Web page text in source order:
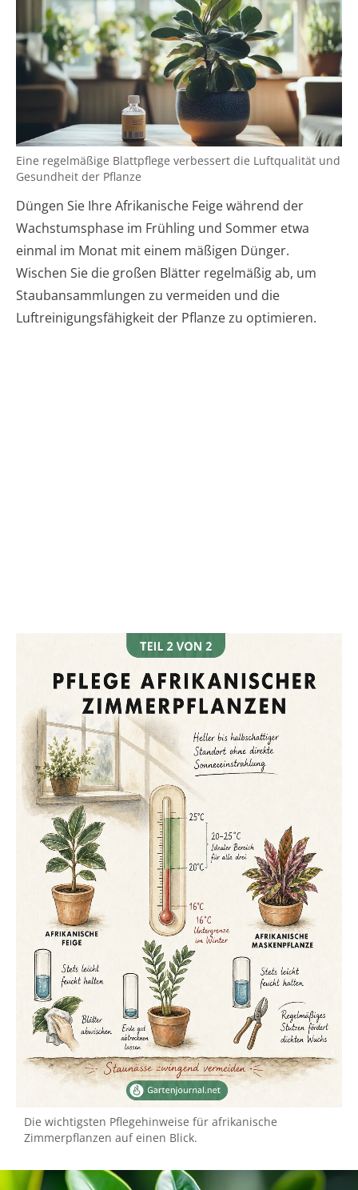
Eine regelmäßige Blattpflege verbessert die Luftqualität und
Gesundheit der Pflanze
Düngen Sie Ihre Afrikanische Feige während der
Wachstumsphase im Frühling und Sommer etwa
einmal im Monat mit einem mäßigen Dünger.
Wischen Sie die großen Blätter regelmäßig ab, um
Staubansammlungen zu vermeiden und die
Luftreinigungsfähigkeit der Pflanze zu optimieren.
Die wichtigsten Pflegehinweise für afrikanische
Zimmerpflanzen auf einen Blick.